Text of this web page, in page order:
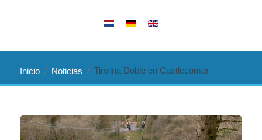
Inicio Noticias Tirolina Doble en Castlecomer